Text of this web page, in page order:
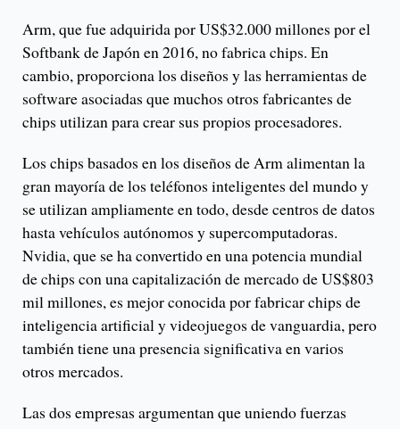
Arm, que fue adquirida por US$32.000 millones por el
Softbank de Japón en 2016, no fabrica chips. En
cambio, proporciona los diseños y las herramientas de
software asociadas que muchos otros fabricantes de
chips utilizan para crear sus propios procesadores.
Los chips basados en los diseños de Arm alimentan la
gran mayoría de los teléfonos inteligentes del mundo y
se utilizan ampliamente en todo, desde centros de datos
hasta vehículos autónomos y supercomputadoras.
Nvidia, que se ha convertido en una potencia mundial
de chips con una capitalización de mercado de US$803
mil millones, es mejor conocida por fabricar chips de
inteligencia artificial y videojuegos de vanguardia, pero
también tiene una presencia significativa en varios
otros mercados.
Las dos empresas argumentan que uniendo fuerzas